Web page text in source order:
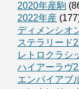
2020年産駒
2022年産
ディメンシオ
ステラリード
レトロクラシ
ハイアーラヴ
エンパイアブ